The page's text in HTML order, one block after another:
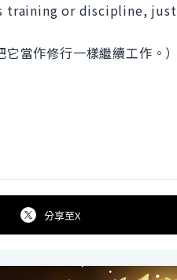
training or discipline, just
當作修行一樣繼續工作。）
分享至X